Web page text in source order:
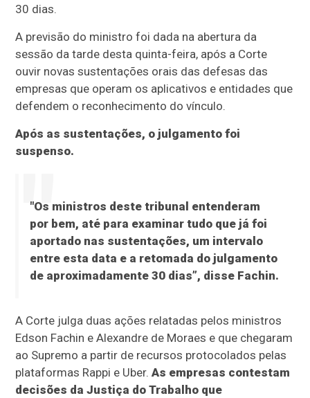
30 dias.
A previsão do ministro foi dada na abertura da
sessão da tarde desta quinta-feira, após a Corte
ouvir novas sustentações orais das defesas das
empresas que operam os aplicativos e entidades que
defendem o reconhecimento do vínculo.
Após as sustentações, o julgamento foi
suspenso.
"Os ministros deste tribunal entenderam
por bem, até para examinar tudo que já foi
aportado nas sustentações, um intervalo
entre esta data e a retomada do julgamento
de aproximadamente 30 dias”, disse Fachin.
A Corte julga duas ações relatadas pelos ministros
Edson Fachin e Alexandre de Moraes e que chegaram
ao Supremo a partir de recursos protocolados pelas
plataformas Rappi e Uber.As empresas contestam
decisões da Justiça do Trabalho que